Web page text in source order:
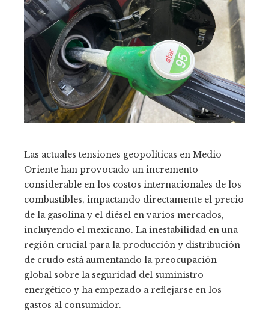
Las actuales tensiones geopolíticas en Medio
Oriente han provocado un incremento
considerable en los costos internacionales de los
combustibles, impactando directamente el precio
de la gasolina y el diésel en varios mercados,
incluyendo el mexicano. La inestabilidad en una
región crucial para la producción y distribución
de crudo está aumentando la preocupación
global sobre la seguridad del suministro
energético y ha empezado a reflejarse en los
gastos al consumidor.